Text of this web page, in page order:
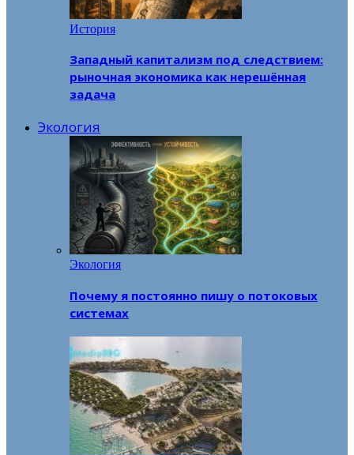
История
Западный капитализм под следствием:
рыночная экономика как нерешённая
задача
Экология
Экология
Почему я постоянно пишу о потоковых
системах